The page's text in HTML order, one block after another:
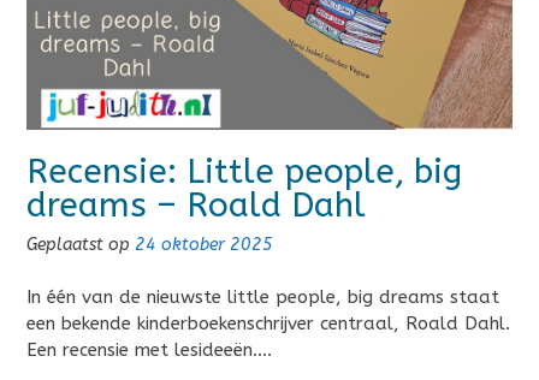
Recensie: Little people, big
dreams – Roald Dahl
Geplaatst op 24 oktober 2025
In één van de nieuwste little people, big dreams staat
een bekende kinderboekenschrijver centraal, Roald Dahl.
Een recensie met lesideeën….